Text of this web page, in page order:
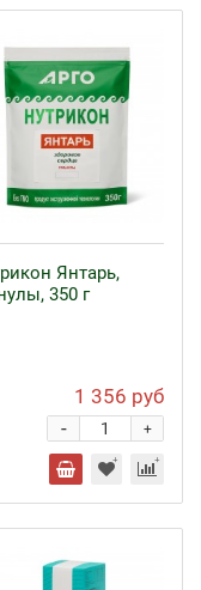
Янтарь,
350 г
1 356 руб
+
-